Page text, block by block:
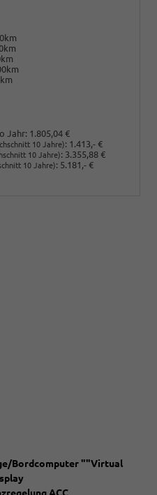
Jahr: 1.805,04 €
10 Jahre): 1.413,- €
10 Jahre): 3.355,88 €
10 Jahre): 5.181,- €
Bordcomputer ""Virtual